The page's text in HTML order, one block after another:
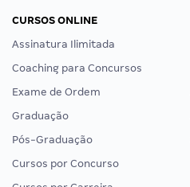
CURSOS ONLINE
Assinatura Ilimitada
Coaching para Concursos
Exame de Ordem
Graduação
Pós-Graduação
Cursos por Concurso